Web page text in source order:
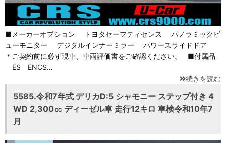
■メーカーオプション トヨタセーフティセンス パノラミックビ
ューモニター デジタルインナーミラー パワースライドドア
＊ご契約前に必ず現車、車両評価書をご確認ください。 ■付属品
ES ENCS…
続きを読む
5585.令和7年式 デリカD:5 シャモニー ステップ付き 4
WD 2,300㏄ ディーゼル車 走行12キロ 車検令和10年7
月